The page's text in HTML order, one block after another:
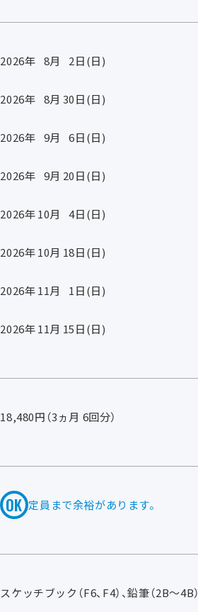
2026年 8月 2日(日)
2026年 8月 30日(日)
2026年 9月 6日(日)
2026年 9月 20日(日)
2026年10月 4日(日)
2026年10月 18日(日)
2026年11月 1 日(日)
2026年11月 15日(日)
18,480円（3ヵ月 6回分）
定員まで余裕があります。
スケッチブック（F6、F4）、鉛筆（2B～